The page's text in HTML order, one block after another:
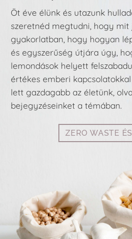
Öt éve élünk és utazunk
szeretnéd megtudni, hogy mit
gyakorlatban, hogy hogyan
és egyszerűség útjára úgy,
lemondások helyett
értékes emberi
lett gazdagabb az életünk,
bejegyzéseinket a témában.
ZERO WASTE